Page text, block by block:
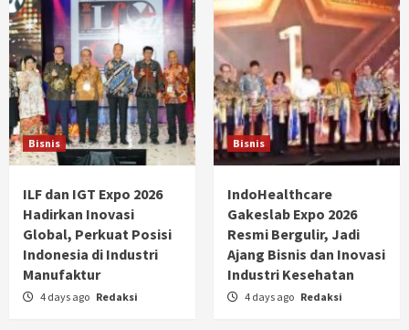
Bisnis
ILF dan IGT Expo 2026
Hadirkan Inovasi
Global, Perkuat Posisi
Indonesia di Industri
Manufaktur
4 days ago Redaksi
Bisnis
IndoHealthcare
Gakeslab Expo 2026
Resmi Bergulir, Jadi
Ajang Bisnis dan Inovasi
Industri Kesehatan
4 days ago Redaksi